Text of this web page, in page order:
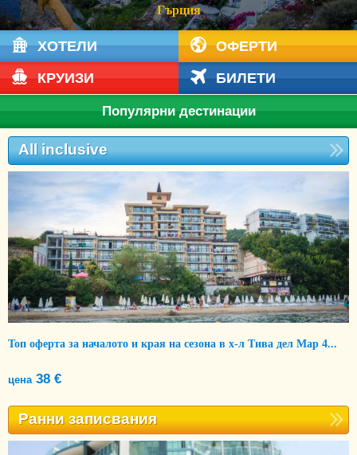
Гърция
ХОТЕЛИ
ОФЕРТИ
КРУИЗИ
БИЛЕТИ
Популярни дестинации
All inclusive
Топ оферта за началото и края на сезона в х-л Тива дел Мар 4...
цена38 €
Ранни записвания